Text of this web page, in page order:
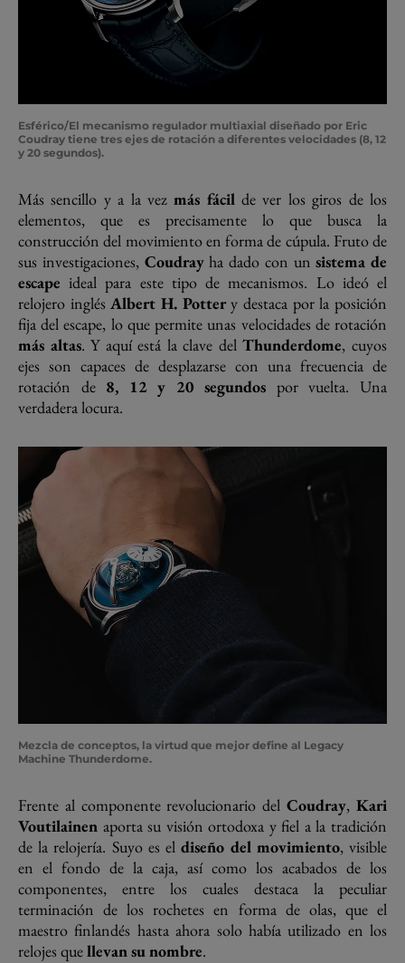
Esférico/El mecanismo regulador multiaxial diseñado por Eric
Coudray tiene tres ejes de rotación a diferentes velocidades (8, 12
y 20 segundos).
Más sencillo y a la vezmás fácilde ver los giros de los
elementos, que es precisamente lo que busca la
construcción del movimiento en forma de cúpula. Fruto de
sus investigaciones, Coudrayha dado con unsistema de
escape ideal para este tipo de mecanismos. Lo ideó el
relojero inglésAlbert H. Pottery destaca por la posición
fija del escape, lo que permite unas velocidades de rotación
más altas. Y aquí está la clave delThunderdome, cuyos
ejes son capaces de desplazarse con una frecuencia de
rotación de 8, 12 y 20 segundos por vuelta. Una
verdadera locura.
Mezcla de conceptos, la virtud que mejor define al Legacy
Machine Thunderdome.
Frente al componente revolucionario delCoudray,Kari
Voutilainen aporta su visión ortodoxa y fiel a la tradición
de la relojería. Suyo es eldiseño del movimiento, visible
en el fondo de la caja, así como los acabados de los
componentes, entre los cuales destaca la peculiar
terminación de los rochetes en forma de olas, que el
maestro finlandés hasta ahora solo había utilizado en los
relojes quellevan su nombre.